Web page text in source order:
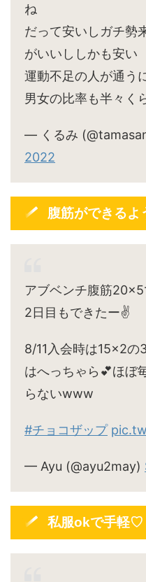
ね
だって安いしガチ勢
がいいししかも安い
運動不足の人が通う
男女の比率も半々く
— くるみ
2022
腹筋ができるよ
アブベンチ腹筋
2日目もできたー✌️
8/11入会時は15×2の
はへっちゃら💕ほぼ
らないwww
#チョコザップ
— Ayu (@ayu2may)
私服okで手軽♡